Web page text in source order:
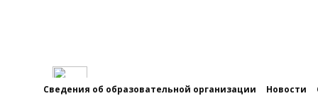
Сведения об образовательной организации Новости